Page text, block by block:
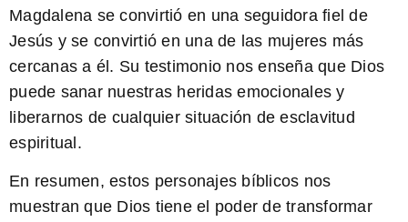
Magdalena se convirtió en una seguidora fiel de
Jesús y se convirtió en una de las mujeres más
cercanas a él. Su testimonio nos enseña que Dios
puede sanar nuestras heridas emocionales y
liberarnos de cualquier situación de esclavitud
espiritual.
En resumen, estos personajes bíblicos nos
muestran que Dios tiene el poder de transformar